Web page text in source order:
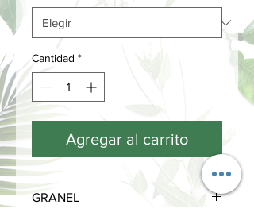
Cantidad *
Agregar al carrito
GRANEL